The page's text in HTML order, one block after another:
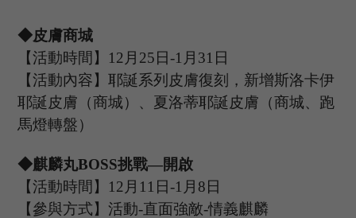
◆皮膚商城
【活動時間】 12 月 25日-1 月 31 日
【活動內容】耶誕系列皮膚復刻，新增斯洛卡伊
耶誕皮膚（商城）、夏洛蒂耶誕皮膚（商城、跑
馬燈轉盤）
◆麒麟丸BOSS挑戰—開啟
【活動時間】 12 月 11 日-1 月 8日
【參與方式】 活動-直面強敵-情義麒麟